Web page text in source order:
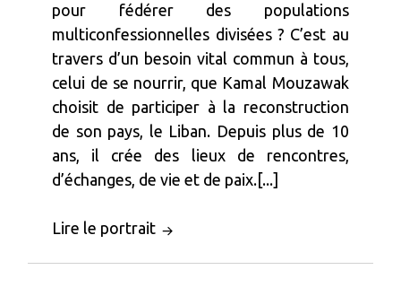
pour fédérer des populations
multiconfessionnelles divisées ? C’est au
travers d’un besoin vital commun à tous,
celui de se nourrir, que Kamal Mouzawak
choisit de participer à la reconstruction
de son pays, le Liban. Depuis plus de 10
ans, il crée des lieux de rencontres,
d’échanges, de vie et de paix.[...]
Lire le portrait